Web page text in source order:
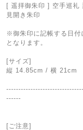
[ 遥拝御朱印 ] 空手巡礼
見開き朱印
※御朱印に記帳する日付
となります。
[サイズ]
縦 14.85cm / 横 21cm
------
[ご注意]